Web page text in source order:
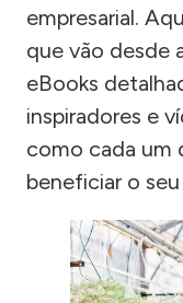
empresarial.
que vão desde
eBooks
inspiradores e
como cada um
beneficiar o